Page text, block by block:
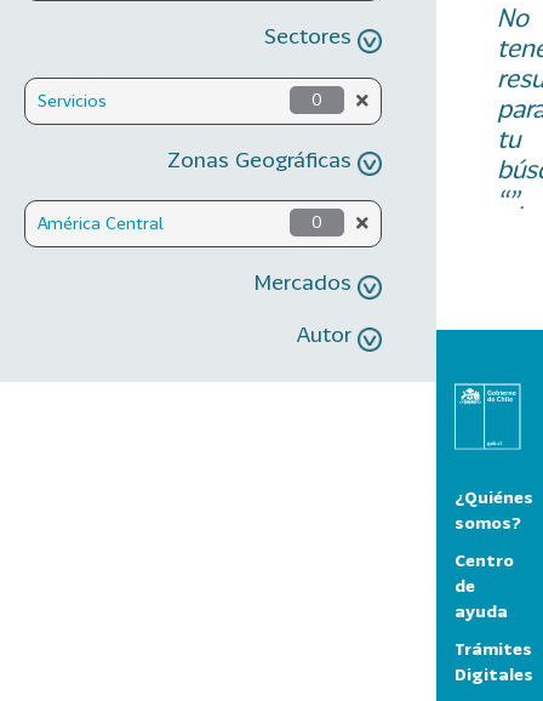
Sectores
Servicios 0
Zonas Geográficas
América Central 0
Mercados
Autor
No
tu
“”.
¿Quiénes
somos?
Centro
de
ayuda
Trámites
Digitales